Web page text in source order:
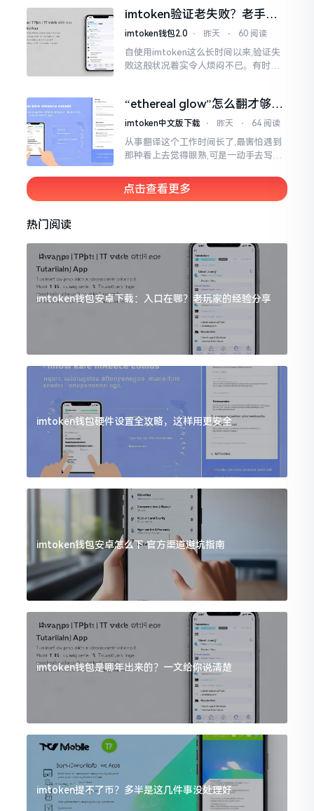
挺美观
imtoken验证老失败？老手教
你几招搞定
imtoken钱包2.0 ⋅ 昨天 ⋅ 60 阅读
自使用imtoken这么长时间以来,验证失
败这般状况着实令人烦闷不已。有时急
至极点。
“ethereal glow”怎么翻才够味
儿？翻译圈老油条的私房话
imtoken中文版下载 ⋅ 昨天 ⋅ 64 阅读
从事翻译这个工作时间长了,最害怕遇到
那种看上去觉得眼熟,可是一动手去写就
很典型的例子。你去查阅词典
点击查看更多
热门阅读
imtoken钱包安卓下载：入口在哪？老玩家的经验分享
imtoken钱包硬件设置全攻略，这样用更安全
imtoken钱包安卓怎么下 官方渠道避坑指南
imtoken钱包是哪年出来的？一文给你说清楚
imtoken提不了币？多半是这几件事没处理好